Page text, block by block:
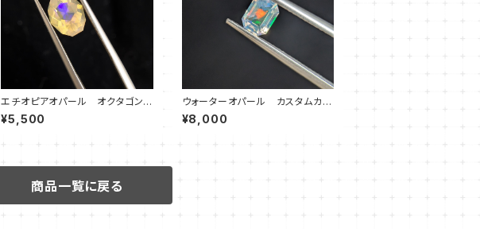
エチオピアオパール オクタゴン
③
¥5,500
ウォーターオパール カスタムカッ
ト
¥8,000
商品一覧に戻る